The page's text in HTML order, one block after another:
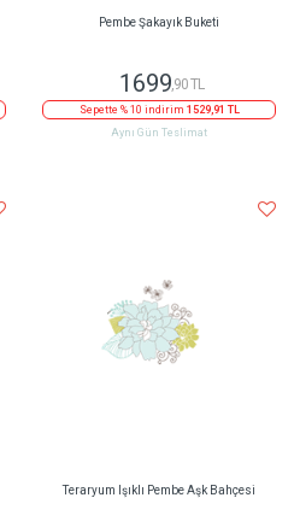
Pembe Şakayık Buketi
1699,90 TL
Sepette % 10 indirim1529,91 TL
Aynı Gün Teslimat
Teraryum Işıklı Pembe Aşk Bahçesi